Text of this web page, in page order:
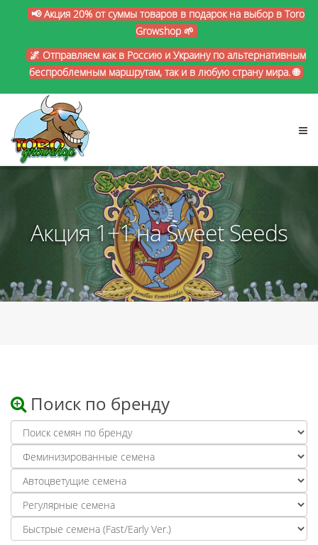
📢 Акция 20% от суммы товаров в подарок на выбор в Toro
Growshop 🌱
🌌 Отправляем как в Россию и Украину по альтернативным
беспроблемным маршрутам, так и в любую страну мира. 🌐
Акция 1+1 на Sweet Seeds
Поиск по бренду